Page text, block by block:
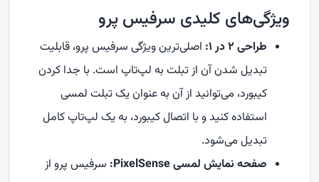
ویژگی‌های کلیدی سرفیس پرو
طراحی ۲ در ۱:
اصلی‌ترین ویژگی سرفیس پرو، قابلیت
تبدیل شدن آن از تبلت به لپ‌تاپ است. با جدا کردن
کیبورد، می‌توانید از آن به عنوان یک تبلت لمسی
استفاده کنید و با اتصال کیبورد، به یک لپ‌تاپ کامل
تبدیل می‌شود.
صفحه نمایش لمسیPixelSense
: سرفیس پرو از